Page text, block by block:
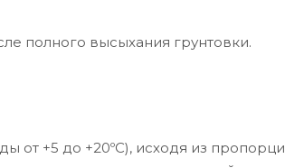
полного высыхания грунтовки.
от +5 до +20ºС), исходя из